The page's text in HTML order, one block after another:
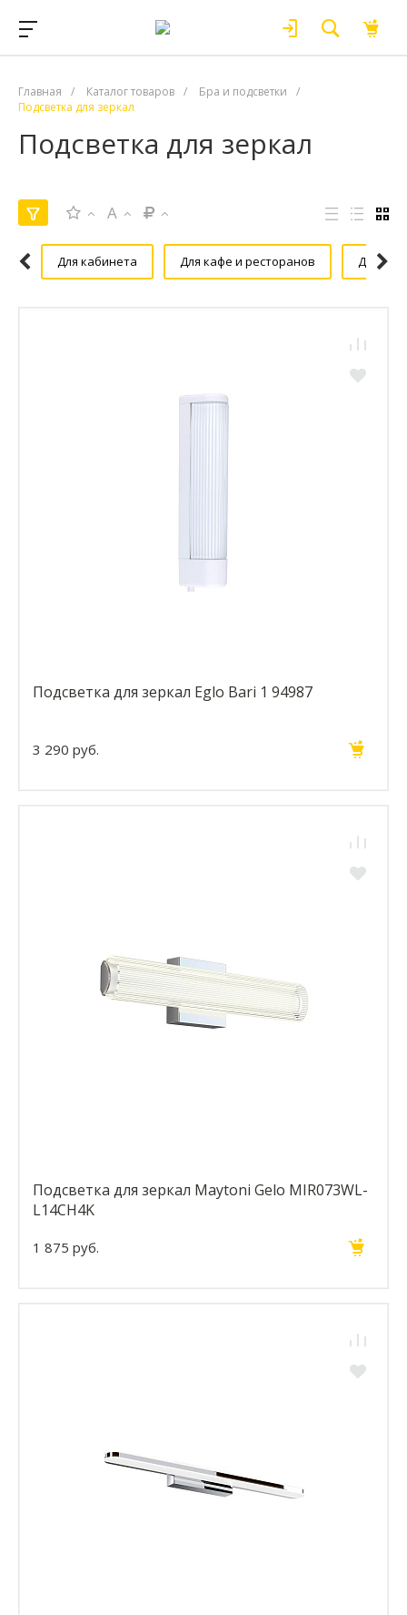
Главная / Каталог товаров / Бра и подсветки
/
Подсветка для зеркал
Подсветка для зеркал
A
Для кабинета Для кафе и ресторанов Для
Подсветка для зеркал Eglo Bari 1 94987
3 290 руб.
Подсветка для зеркал Maytoni Gelo MIR073WL-
L14CH4K
1 875 руб.